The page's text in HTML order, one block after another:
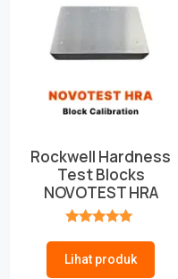
Rockwell Hardness
Test Blocks
NOVOTEST HRA
Lihat produk